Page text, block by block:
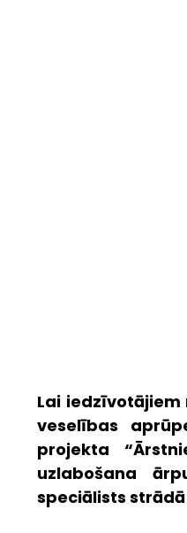
Lai
veselības
projekta
uzlabošana
speciālists